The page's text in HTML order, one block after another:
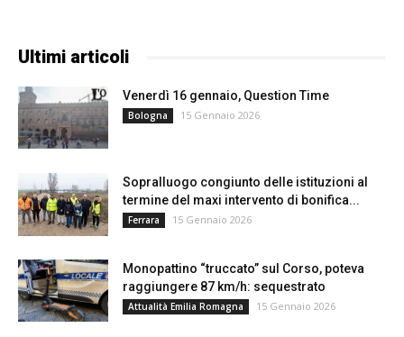
Ultimi articoli
Venerdì 16 gennaio, Question Time
Bologna 15 Gennaio 2026
Sopralluogo congiunto delle istituzioni al
termine del maxi intervento di bonifica...
Ferrara 15 Gennaio 2026
Monopattino “truccato” sul Corso, poteva
raggiungere 87 km/h: sequestrato
Attualità Emilia Romagna 15 Gennaio 2026